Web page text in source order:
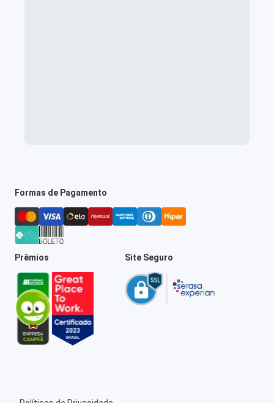
Formas de Pagamento
Prêmios Site Seguro